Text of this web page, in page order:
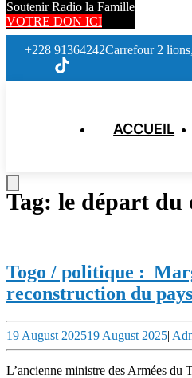
Soutenir Radio la Famille
VOTRE DON ICI
+228 91364242Carrefour 2
ACCUEIL
Tag: le départ du
Togo / politique :
reconstruction du
19 August 202519 August 2025|
L’ancienne ministre des Armées